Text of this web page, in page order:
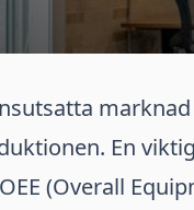
En
(Overall